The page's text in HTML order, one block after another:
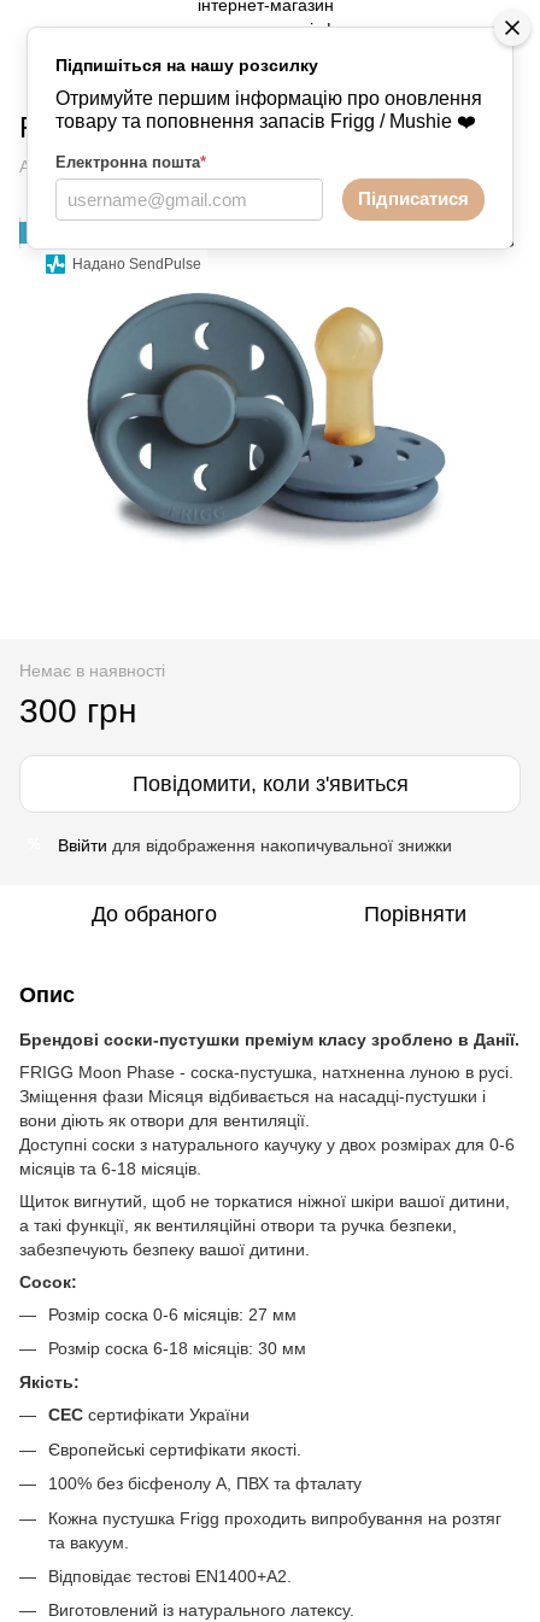
Підпишіться на нашу розсилку
Отримуйте першим інформацію про оновлення
товару та поповнення запасів Frigg / Mushie ❤️
Електронна пошта*
Підписатися
Надано SendPulse
Пустушки FRIGG FRIGG
Frigg Moon Stone Blue
Артикул:041125244111105
Немає в наявності
300 грн
Повідомити, коли з'явиться
Ввійти для відображення накопичувальної знижки
До обраного Порівняти
Опис
Брендові соски-пустушки преміум класу зроблено в Данії.
FRIGG Moon Phase - соска-пустушка, натхненна луною в русі.
Зміщення фази Місяця відбивається на насадці-пустушки і
вони діють як отвори для вентиляції.
Доступні соски з натурального каучуку у двох розмірах для 0-6
місяців та 6-18 місяців.
Щиток вигнутий, щоб не торкатися ніжної шкіри вашої дитини,
а такі функції, як вентиляційні отвори та ручка безпеки,
забезпечують безпеку вашої дитини.
Сосок:
Розмір соска 0-6 місяців: 27 мм
Розмір соска 6-18 місяців: 30 мм
Якість:
СЕС сертифікати України
Європейські сертифікати якості.
100% без бісфенолу А, ПВХ та фталату
Кожна пустушка Frigg проходить випробування на розтяг
та вакуум.
Відповідає тестові EN1400+A2.
Виготовлений із натурального латексу.